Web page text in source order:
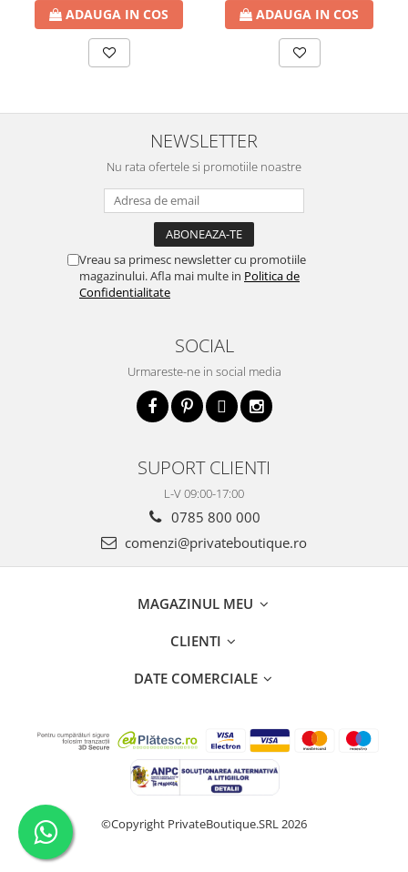
ADAUGA IN COS ADAUGA IN COS
NEWSLETTER
Nu rata ofertele si promotiile noastre
Vreau sa primesc newsletter cu promotiile
magazinului. Afla mai multe in Politica de
Confidentialitate
SOCIAL
Urmareste-ne in social media
SUPORT CLIENTI
L-V 09:00-17:00
0785 800 000
comenzi@privateboutique.ro
MAGAZINUL MEU
CLIENTI
DATE COMERCIALE
©Copyright PrivateBoutique.SRL 2026